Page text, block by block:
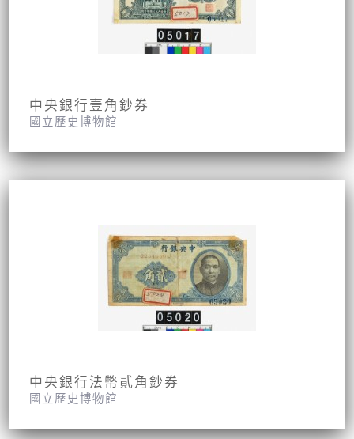
中央銀行壹角鈔券
國立歷史博物館
中央銀行法幣貳角鈔券
國立歷史博物館